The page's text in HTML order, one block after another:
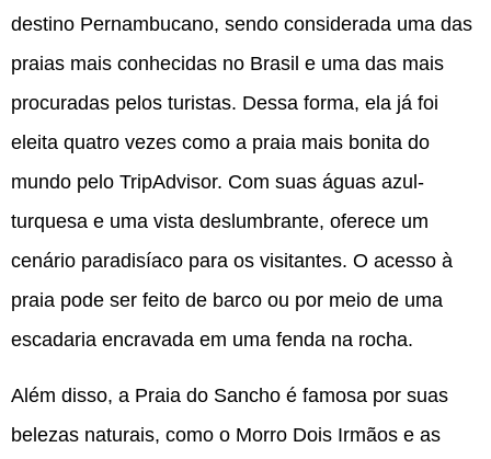
destino Pernambucano, sendo considerada uma das
praias mais conhecidas no Brasil e uma das mais
procuradas pelos turistas. Dessa forma, ela já foi
eleita quatro vezes como a praia mais bonita do
mundo pelo TripAdvisor. Com suas águas azul-
turquesa e uma vista deslumbrante, oferece um
cenário paradisíaco para os visitantes. O acesso à
praia pode ser feito de barco ou por meio de uma
escadaria encravada em uma fenda na rocha.
Além disso, a Praia do Sancho é famosa por suas
belezas naturais, como o Morro Dois Irmãos e as